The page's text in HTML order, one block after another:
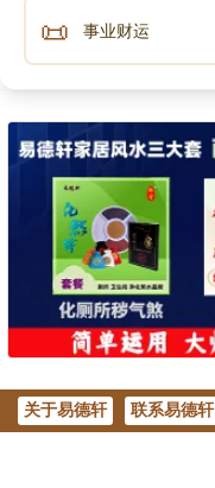
📜 事业财运
关于易德轩 联系易德轩